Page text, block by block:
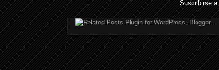
Suscribirse